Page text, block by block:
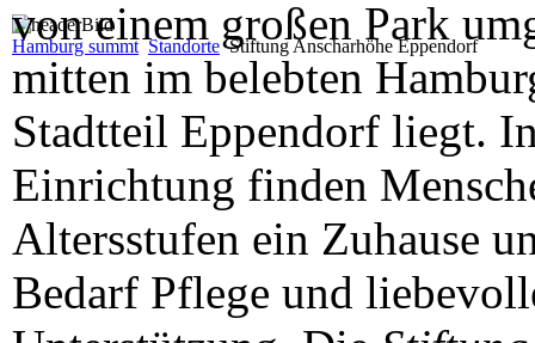
Hamburg summt Standorte Stiftung Anscharhöhe Eppendorf
von einem großen Park
mitten im belebten
Stadtteil Eppendorf liegt.
Einrichtung finden
Altersstufen ein Zuhause
Bedarf Pflege und